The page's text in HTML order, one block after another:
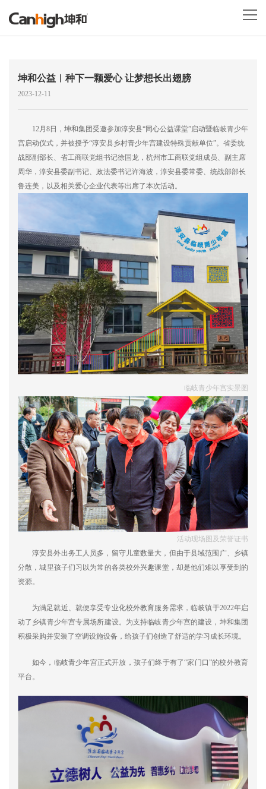
坤和公益︱种下一颗爱心 让梦想长出翅膀
2023-12-11
12月8日，坤和集团受邀参加淳安县“同心公益课堂”启动暨临岐青少年
宫启动仪式，并被授予“淳安县乡村青少年宫建设特殊贡献单位”。省委统
战部副部长、省工商联党组书记徐国龙，杭州市工商联党组成员、副主席
周华，淳安县委副书记、政法委书记许海波，淳安县委常委、统战部部长
鲁连美，以及相关爱心企业代表等出席了本次活动。
临岐青少年宫实景图
活动现场图及荣誉证书
淳安县外出务工人员多，留守儿童数量大，但由于县域范围广、乡镇
分散，城里孩子们习以为常的各类校外兴趣课堂，却是他们难以享受到的
资源。
为满足就近、就便享受专业化校外教育服务需求，临岐镇于2022年启
动了乡镇青少年宫专属场所建设。为支持临岐青少年宫的建设，坤和集团
积极采购并安装了空调设施设备，给孩子们创造了舒适的学习成长环境。
如今，临岐青少年宫正式开放，孩子们终于有了“家门口”的校外教育
平台。